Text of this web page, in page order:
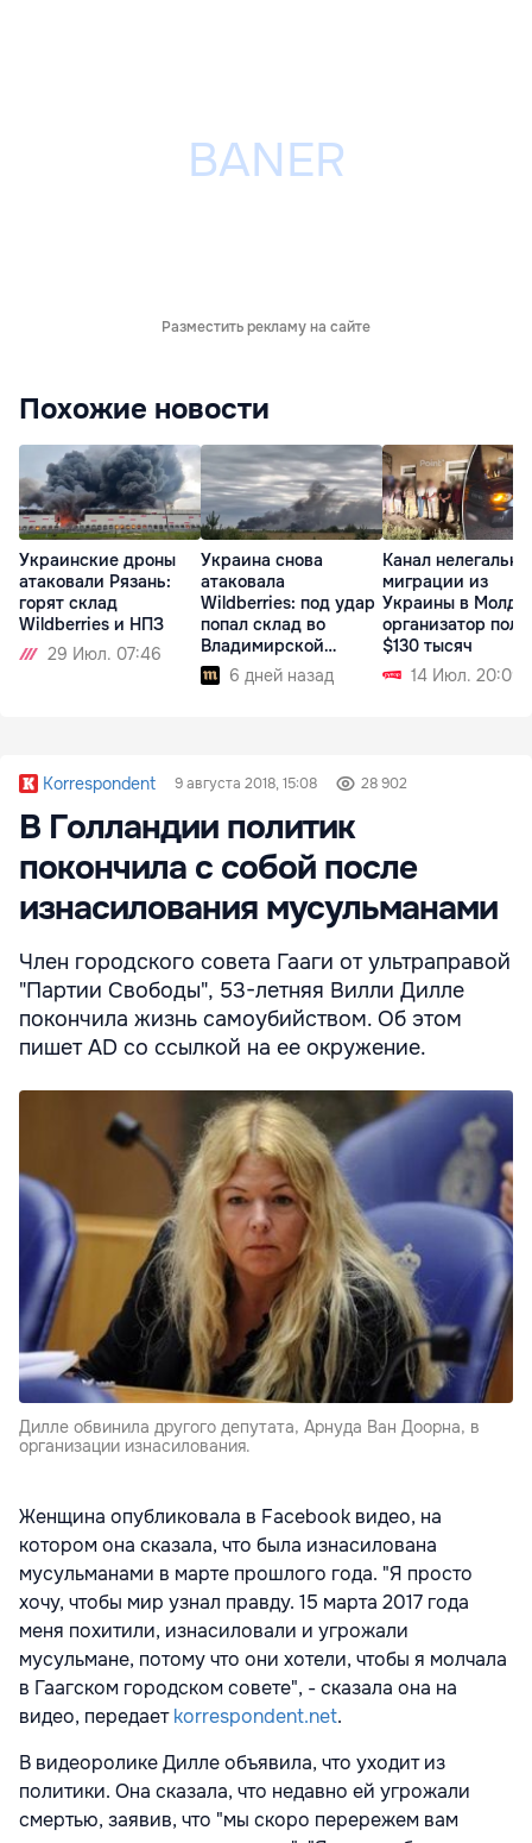
Разместить рекламу на сайте
Похожие новости
Украинские дроны
атаковали Рязань:
горят склад
Wildberries и НПЗ
29 Июл. 07:46
Украина снова
атаковала
Wildberries: под удар
попал склад во
Владимирской
области
6 дней назад
Канал
миграции из
Украины в
организатор
$130 тысяч
14 Июл. 20:09
Korrespondent 9 августа 2018, 15:08 28 902
В Голландии политик
покончила с собой после
изнасилования мусульманами
Член городского совета Гааги от ультраправой
"Партии Свободы", 53-летняя Вилли Дилле
покончила жизнь самоубийством. Об этом
пишет AD со ссылкой на ее окружение.
Дилле обвинила другого депутата, Арнуда Ван Доорна, в
организации изнасилования.
Женщина опубликовала в Facebook видео, на
котором она сказала, что была изнасилована
мусульманами в марте прошлого года. "Я просто
хочу, чтобы мир узнал правду. 15 марта 2017 года
меня похитили, изнасиловали и угрожали
мусульмане, потому что они хотели, чтобы я молчала
в Гаагском городском совете", - сказала она на
видео, передаетkorrespondent.net.
В видеоролике Дилле объявила, что уходит из
политики. Она сказала, что недавно ей угрожали
смертью, заявив, что "мы скоро перережем вам